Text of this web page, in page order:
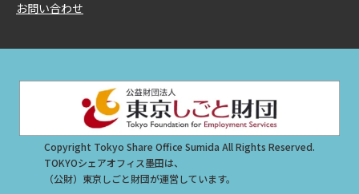
お問い合わせ
Copyright Tokyo Share Office Sumida All Rights Reserved.
TOKYOシェアオフィス墨田は、
（公財）東京しごと財団が運営しています。